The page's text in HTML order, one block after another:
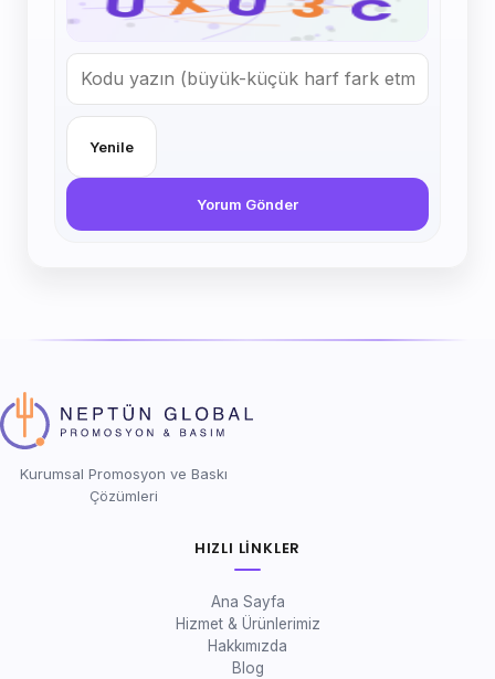
Yenile
Yorum Gönder
Kurumsal Promosyon ve Baskı
Çözümleri
HIZLI LINKLER
Ana Sayfa
Hizmet & Ürünlerimiz
Hakkımızda
Blog